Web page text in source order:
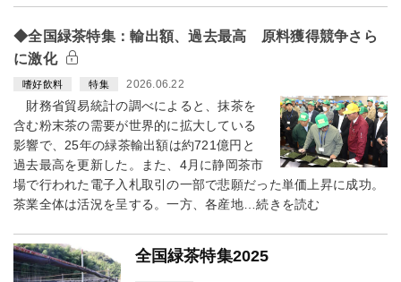
◆全国緑茶特集：輸出額、過去最高 原料獲得競争さら
に激化
嗜好飲料 特集 2026.06.22
財務省貿易統計の調べによると、抹茶を
含む粉末茶の需要が世界的に拡大している
影響で、25年の緑茶輸出額は約721億円と
過去最高を更新した。また、4月に静岡茶市
場で行われた電子入札取引の一部で悲願だった単価上昇に成功。
茶業全体は活況を呈する。一方、各産地…続きを読む
全国緑茶特集2025